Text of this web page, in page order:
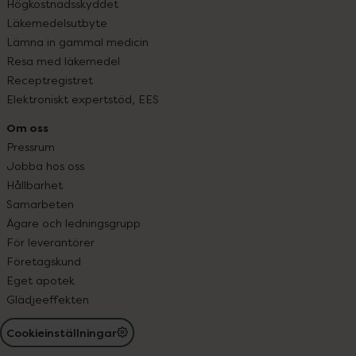
Högkostnadsskyddet
Läkemedelsutbyte
Lämna in gammal medicin
Resa med läkemedel
Receptregistret
Elektroniskt expertstöd, EES
Om oss
Pressrum
Jobba hos oss
Hållbarhet
Samarbeten
Ägare och ledningsgrupp
För leverantörer
Företagskund
Eget apotek
Glädjeeffekten
Cookieinställningar